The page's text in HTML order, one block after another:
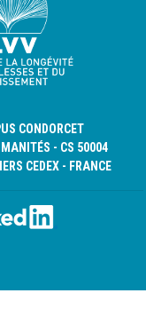
CONDORCET
- CS 50004
CEDEX - FRANCE